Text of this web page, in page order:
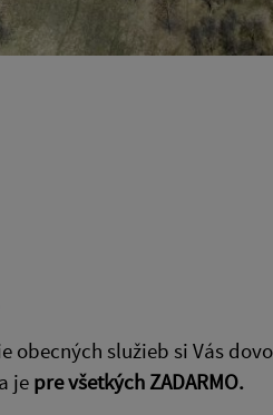
obecných služieb si Vás
je pre všetkých ZADARMO.